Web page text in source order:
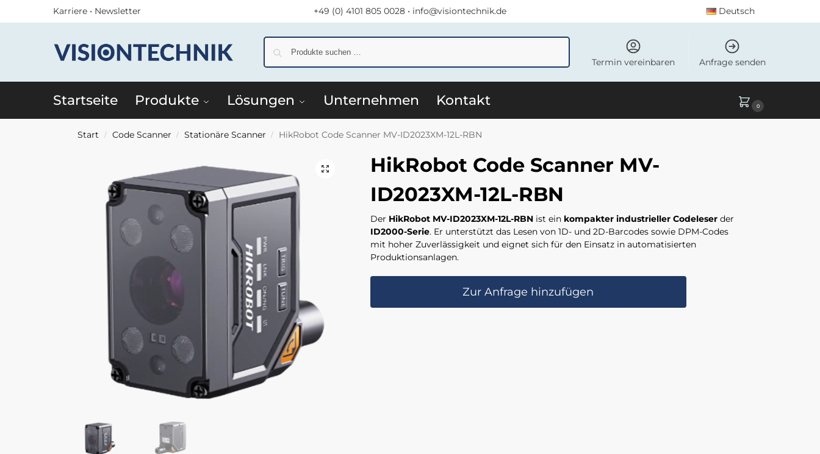
Karriere • Newsletter +49 (0) 4101 805 0028 • info@visiontechnik.de Deutsch
Termin vereinbaren Anfrage senden
Startseite Produkte Lösungen Unternehmen Kontakt 0
Start / Code Scanner / Stationäre Scanner / HikRobot Code Scanner MV-ID2023XM-12L-RBN
HikRobot Code Scanner MV-
ID2023XM-12L-RBN
Der HikRobot MV-ID2023XM-12L-RBNist ein kompakter industrieller Codeleserder
ID2000-Serie. Er unterstützt das Lesen von 1D- und 2D-Barcodes sowie DPM-Codes
mit hoher Zuverlässigkeit und eignet sich für den Einsatz in automatisierten
Produktionsanlagen.
Zur Anfrage hinzufügen